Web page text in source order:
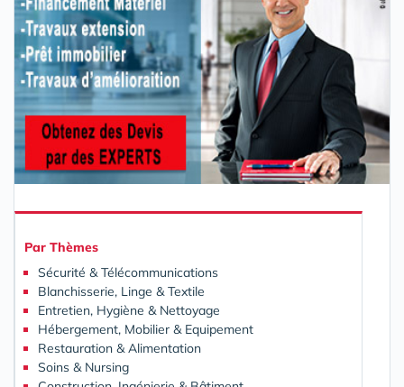
Par Thèmes
Sécurité & Télécommunications
Blanchisserie, Linge & Textile
Entretien, Hygiène & Nettoyage
Hébergement, Mobilier & Equipement
Restauration & Alimentation
Soins & Nursing